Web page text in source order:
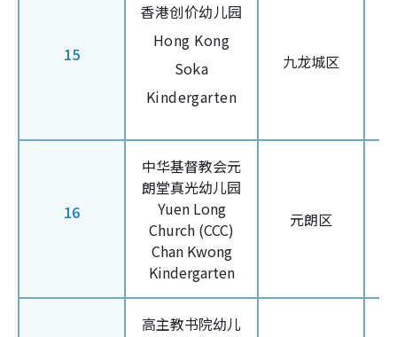
15
香港创价幼儿园
Hong Kong
Soka
Kindergarten
九龙城区
16
中华基督教会元
朗堂真光幼儿园
Yuen Long
Church (CCC)
Chan Kwong
Kindergarten
元朗区
高主教书院幼儿